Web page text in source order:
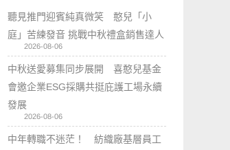
聽見推門迎賓純真微笑 憨兒「小
庭」苦練發音 挑戰中秋禮盒銷售達人
2026-08-06
中秋送愛募集同步展開 喜憨兒基金
會邀企業ESG採購共挺庇護工場永續
發展
2026-08-06
中年轉職不迷茫！ 紡織廠基層員工